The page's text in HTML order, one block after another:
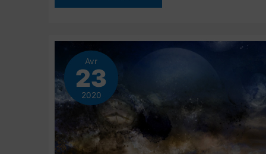
suicide
qui
n’y
a
jamais
pensé
Avr
23
2020